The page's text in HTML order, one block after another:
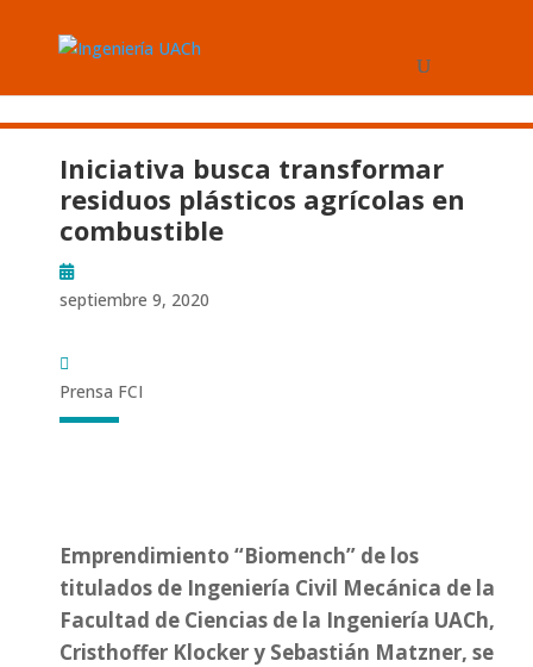
Iniciativa busca transformar
residuos plásticos agrícolas en
combustible
septiembre 9, 2020
Prensa FCI
Emprendimiento “Biomench” de los
titulados de Ingeniería Civil Mecánica de la
Facultad de Ciencias de la Ingeniería UACh,
Cristhoffer Klocker y Sebastián Matzner, se